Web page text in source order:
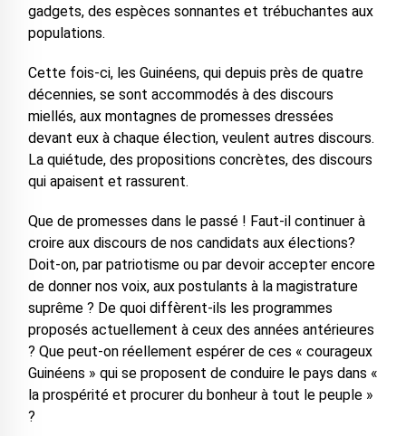
gadgets, des espèces sonnantes et trébuchantes aux
populations.
Cette fois-ci, les Guinéens, qui depuis près de quatre
décennies, se sont accommodés à des discours
miellés, aux montagnes de promesses dressées
devant eux à chaque élection, veulent autres discours.
La quiétude, des propositions concrètes, des discours
qui apaisent et rassurent.
Que de promesses dans le passé ! Faut-il continuer à
croire aux discours de nos candidats aux élections?
Doit-on, par patriotisme ou par devoir accepter encore
de donner nos voix, aux postulants à la magistrature
suprême ? De quoi diffèrent-ils les programmes
proposés actuellement à ceux des années antérieures
? Que peut-on réellement espérer de ces « courageux
Guinéens » qui se proposent de conduire le pays dans «
la prospérité et procurer du bonheur à tout le peuple »
?